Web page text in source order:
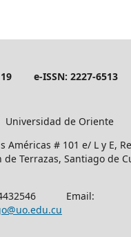
e-ISSN: 2227-6513
Universidad de Oriente
Américas # 101 e/ L y E,
Terrazas, Santiago de
Email: